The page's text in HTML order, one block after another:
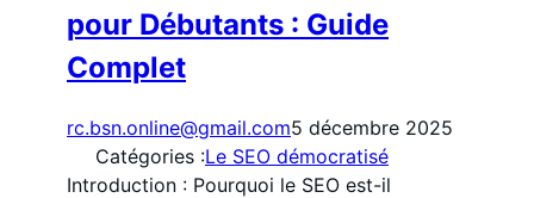
pour Débutants : Guide
Complet
rc.bsn.online@gmail.com5 décembre 2025
Catégories :Le SEO démocratisé
Introduction : Pourquoi le SEO est-il